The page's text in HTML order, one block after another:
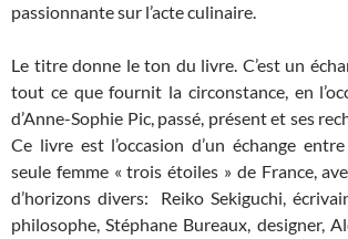
passionnante sur l’acte culinaire.
Le titre donne le ton du livre. C’est un
tout ce que fournit la circonstance, en
d’Anne-Sophie Pic, passé, présent et ses
Ce livre est l’occasion d’un échange
seule femme « trois étoiles » de France,
d’horizons divers: Reiko Sekiguchi,
philosophe, Stéphane Bureaux, designer,